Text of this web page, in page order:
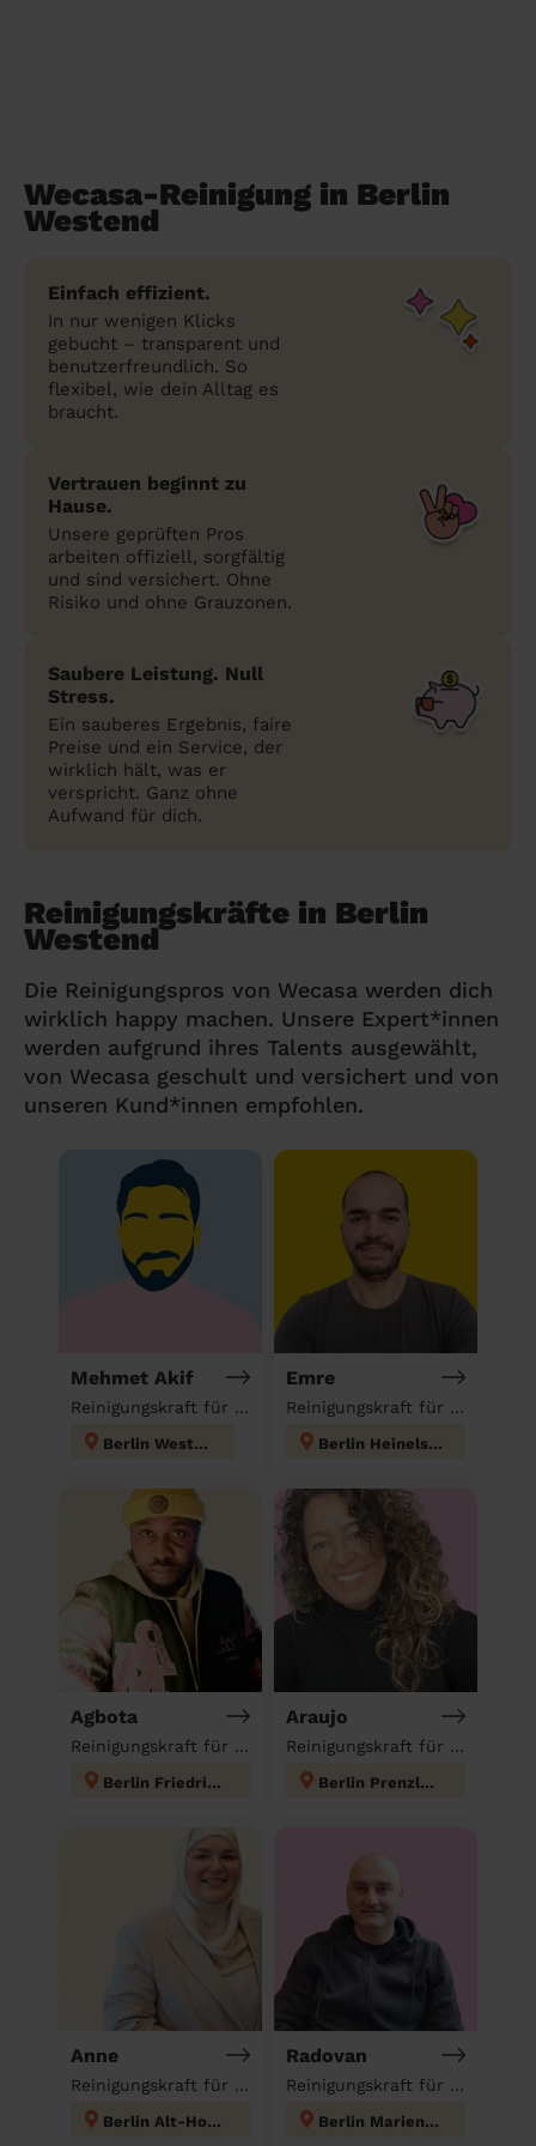
Wecasa-Reinigung in Berlin
Westend
Einfach effizient.
In nur wenigen Klicks
gebucht – transparent und
benutzerfreundlich. So
flexibel, wie dein Alltag es
braucht.
Vertrauen beginnt zu
Hause.
Unsere geprüften Pros
arbeiten offiziell, sorgfältig
und sind versichert. Ohne
Risiko und ohne Grauzonen.
Saubere Leistung. Null
Stress.
Ein sauberes Ergebnis, faire
Preise und ein Service, der
wirklich hält, was er
verspricht. Ganz ohne
Aufwand für dich.
Reinigungskräfte in Berlin
Westend
Die Reinigungspros von Wecasa werden dich
wirklich happy machen. Unsere Expert*innen
werden aufgrund ihres Talents ausgewählt,
von Wecasa geschult und versichert und von
unseren Kund*innen empfohlen.
Mehmet Akif
Reinigungskraft für deinen Haushalt
Berlin Westend
Emre
Reinigungskraft für deinen Haushalt
Berlin Heinelsdorf
Agbota
Reinigungskraft für deinen Haushalt
Berlin Friedrichshain
Araujo
Reinigungskraft für deinen Haushalt
Berlin Prenzlauer Berg
Anne
Reinigungskraft für deinen Haushalt
Berlin Alt-Hohenschönhausen
Radovan
Reinigungskraft für deinen Haushalt
Berlin Mariendorf